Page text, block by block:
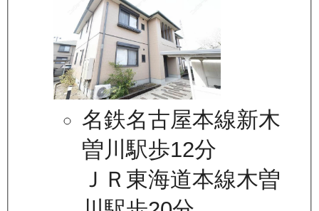
名鉄名古屋本線新木
曽川駅歩12分
ＪＲ東海道本線木曽